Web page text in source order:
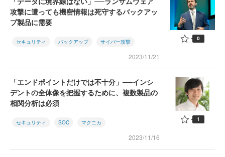
攻撃に遭っても機密情報は死守するバックアッ
プ製品に需要
セキュリティ バックアップ サイバー攻撃
2023/11/21
0
「エンドポイントだけでは不十分」──インシ
デントの全体像を把握するために、複数製品の
相関分析は必須
セキュリティ SOC マクニカ
2023/11/16
1